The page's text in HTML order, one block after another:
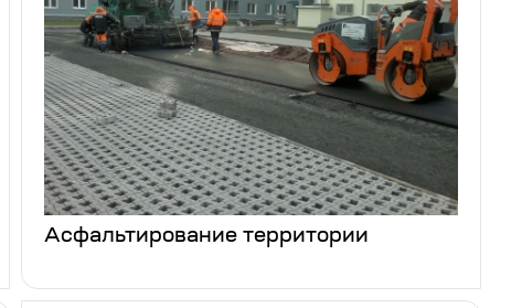
Асфальтирование территории